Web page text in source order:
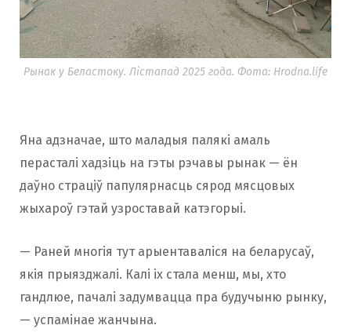
Рынак у Беластоку. Лістапад 2025 года. Фота: Hrodna.life
Яна адзначае, што маладыя палякі амаль
перасталі хадзіць на гэты рэчавы рынак — ён
даўно страціў папулярнасць сярод мясцовых
жыхароў гэтай узроставай катэгорыі.
— Раней многія тут арыентаваліся на беларусаў,
якія прыязджалі. Калі іх стала менш, мы, хто
гандлюе, пачалі задумвацца пра будучыню рынку,
— успамінае жанчына.